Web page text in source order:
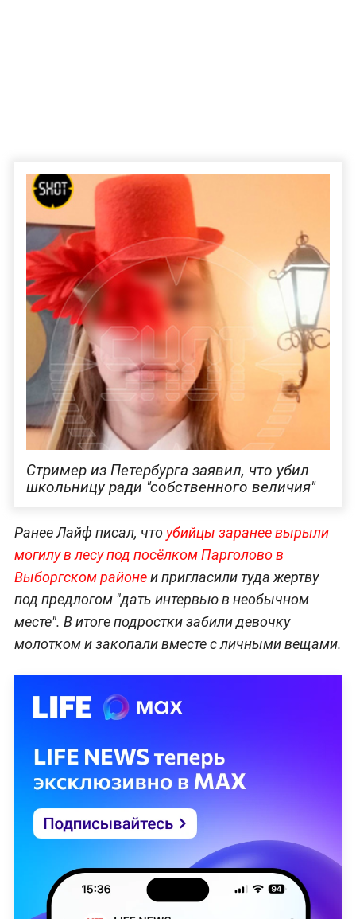
Стример из Петербурга заявил, что убил
школьницу ради "собственного величия"
Ранее Лайф писал, чтоубийцы заранее вырыли
могилу в лесу под посёлком Парголово в
Выборгском районеи пригласили туда жертву
под предлогом "дать интервью в необычном
месте". В итоге подростки забили девочку
молотком и закопали вместе с личными вещами.